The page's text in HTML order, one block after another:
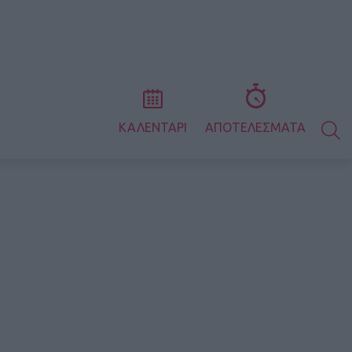
ΚΑΛΕΝΤΑΡΙ ΑΠΟΤΕΛΕΣΜΑΤΑ